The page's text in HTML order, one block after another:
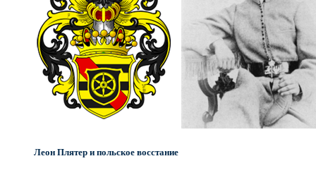
Леон Плятер и польское восстание